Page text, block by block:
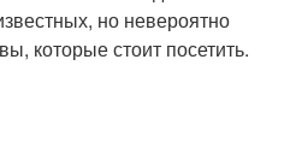
но невероятно
которые стоит посетить.